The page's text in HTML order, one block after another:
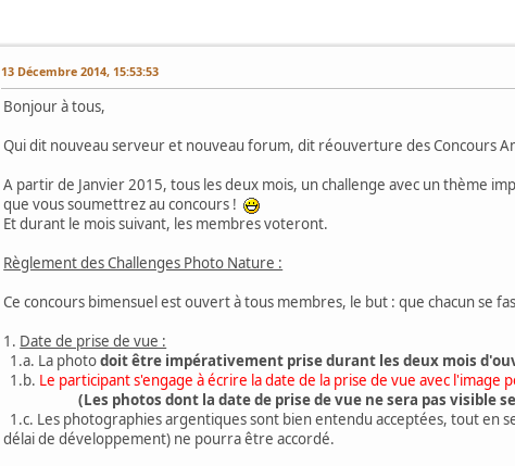
13 Décembre 2014, 15:53:53
Bonjour à tous,
Qui dit nouveau serveur et nouveau forum, dit réouverture des Concours
A partir de Janvier 2015, tous les deux mois, un challenge avec un thème
que vous soumettrez au concours !
Et durant le mois suivant, les membres voteront.
Règlement des Challenges Photo Nature :
Ce concours bimensuel est ouvert à tous membres, le but : que chacun se
1. Date de prise de vue :
1.a. La photodoit être impérativement prise durant les deux mois
1.b. Le participant s'engage à écrire la date de la prise de vue avec l'image
(Les photos dont la date de prise de vue ne sera pas
1.c. Les photographies argentiques sont bien entendu acceptées, tout en
délai de développement) ne pourra être accordé.